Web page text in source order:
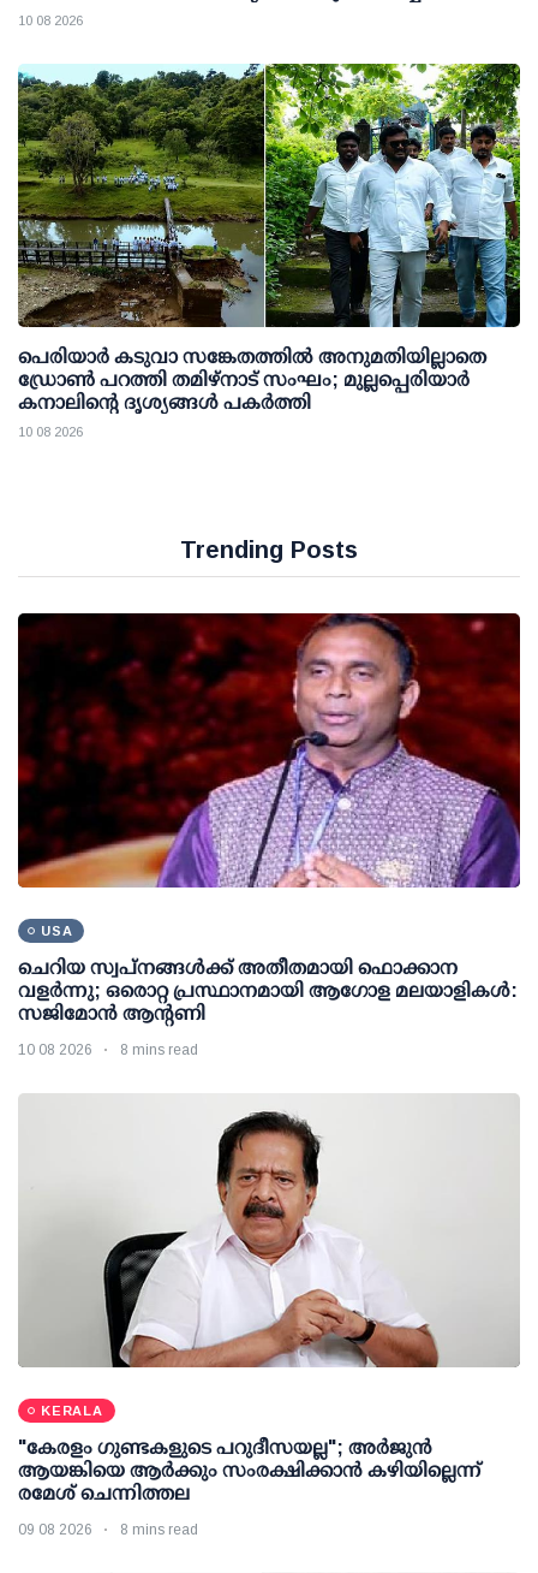
10 08 2026
പെരിയാര്‍ കടുവാ സങ്കേതത്തില്‍ അനുമതിയില്ലാതെ
ഡ്രോണ്‍ പറത്തി തമിഴ്നാട് സംഘം; മുല്ലപ്പെരിയാര്‍
കനാലിന്റെ ദൃശ്യങ്ങള്‍ പകര്‍ത്തി
10 08 2026
Trending Posts
USA
ചെറിയ സ്വപ്നങ്ങൾക്ക് അതീതമായി ഫൊക്കാന
വളർന്നു; ഒരൊറ്റ പ്രസ്ഥാനമായി ആഗോള മലയാളികൾ:
സജിമോൻ ആന്റണി
10 08 2026 8 mins read
KERALA
"കേരളം ഗുണ്ടകളുടെ പറുദീസയല്ല"; അർജുൻ
ആയങ്കിയെ ആർക്കും സംരക്ഷിക്കാൻ കഴിയില്ലെന്ന്
രമേശ് ചെന്നിത്തല
09 08 2026 8 mins read